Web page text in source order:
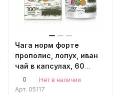
Чага норм форте
прополис, лопух, иван
чай в капсулах, 60
капсул Чага березовая
натуральная, чага
0
Нет в наличии
Арт. 05117